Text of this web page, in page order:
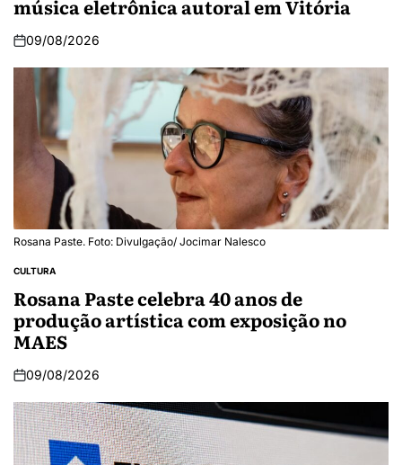
música eletrônica autoral em Vitória
09/08/2026
Rosana Paste. Foto: Divulgação/ Jocimar Nalesco
CULTURA
Rosana Paste celebra 40 anos de
produção artística com exposição no
MAES
09/08/2026